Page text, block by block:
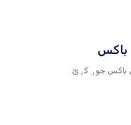
باکس جوړ کړئ